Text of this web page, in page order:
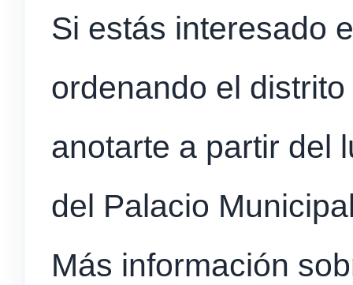
Si estás interesado
ordenando el
anotarte a partir del
del Palacio
Más información